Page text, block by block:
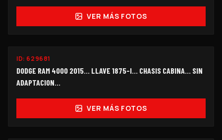
VER MÁS FOTOS
ID: 629681
DODGE RAM 4000 2015... LLAVE 1875-I... CHASIS CABINA... SIN
ADAPTACION...
VER MÁS FOTOS